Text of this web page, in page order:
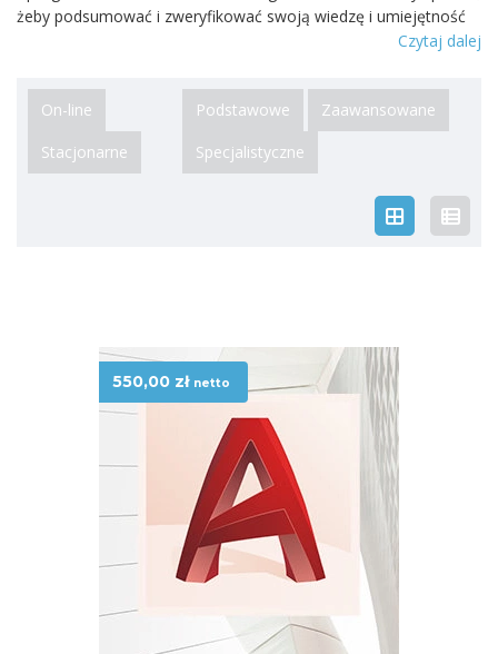
żeby podsumować i zweryfikować swoją wiedzę i umiejętność
poruszania się w programie. Otrzymany po zdanym egzaminie
rynku pracy lub u aktualnego pracodawcy.
Certyfikat AutoCAD –
rodzaje
Posiadamy w naszej ofercie certyfikacje na
dwóch poziomach:
Autodesk Certified User (ACU)
Autodesk Certified Professional (ACP)dla
zaawansowanych użytkowników AutoCAD. Jeśli chcesz
zapisać Uczestnika/ów na Egzamin Certyfikacji należy:
Wybrać rodzaj, poziom i termin Egzaminu.
Wypełnić formularz rejestracji i zapoznać się z regulaminem.
Wybrać formę płatności z dostępnej listy i zamówić
Certyfikację.
Ważne informacje
Certyfikacja AutoCAD odbywa się w naszym
Centrum
oraz ichceny
widoczne są
Czytaj dalej
On-line
Stacjonarne
Podstawowe
Zaawansowane
Specjalistyczne
550,00 zł netto